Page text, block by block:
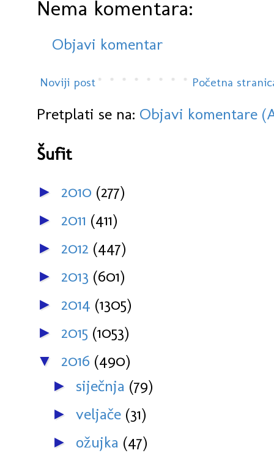
Nema komentara:
Objavi komentar
Noviji post Početna
Pretplati se na: Objavi komentare
Šufit
► 2010 (277)
► 2011 (411)
► 2012 (447)
► 2013 (601)
► 2014 (1305)
► 2015 (1053)
▼ 2016 (490)
► siječnja (79)
► veljače (31)
► ožujka (47)